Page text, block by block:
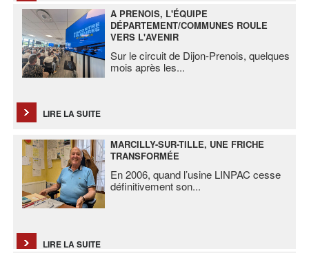
A PRENOIS, L'ÉQUIPE
DÉPARTEMENT/COMMUNES ROULE
VERS L'AVENIR
Sur le circuit de Dijon-Prenois, quelques
mois après les...
LIRE LA SUITE
MARCILLY-SUR-TILLE, UNE FRICHE
TRANSFORMÉE
En 2006, quand l’usine LINPAC cesse
définitivement son...
LIRE LA SUITE